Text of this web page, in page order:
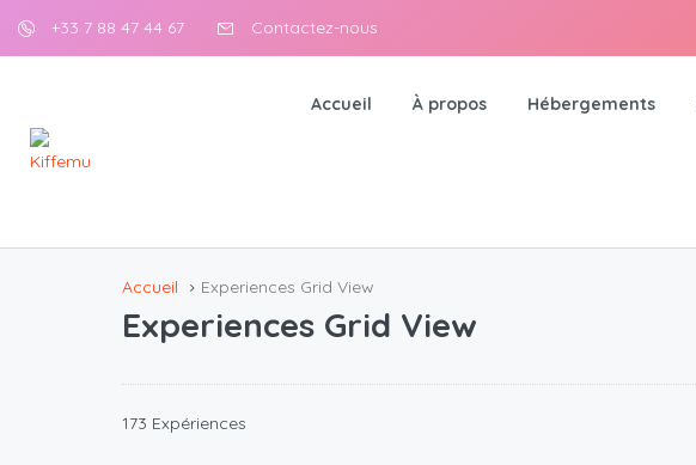
+33 7 88 47 44 67 Contactez-nous
Accueil À propos Hébergements
Accueil Experiences Grid View
Experiences Grid View
173 Expériences